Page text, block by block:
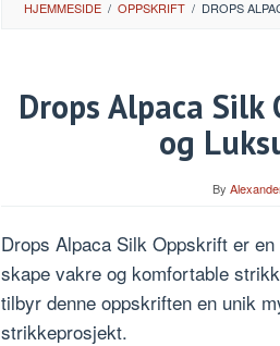
HJEMMESIDE / OPPSKRIFT / DROPS
Drops Alpaca
og
By
Drops Alpaca Silk Oppskrift er
skape vakre og komfortable
tilbyr denne oppskriften en unik
strikkeprosjekt.